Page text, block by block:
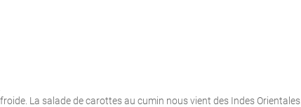
La salade de carottes au cumin nous vient des Indes